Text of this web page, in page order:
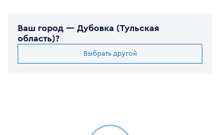
Ваш город — Дубовка (Тульская
область)?
Выбрать другой